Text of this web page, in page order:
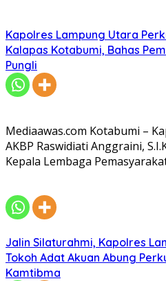
Kapolres Lampung Utara
Kalapas Kotabumi, Bahas
Pungli
Mediaawas.com Kotabumi –
AKBP Raswidiati Anggraini,
Kepala Lembaga
Jalin Silaturahmi, Kapolres
Tokoh Adat Akuan Abung
Kamtibma